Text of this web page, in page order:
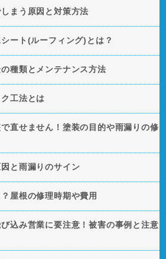
まう原因と対策方法
ート(ルーフィング)とは？
種類とメンテナンス方法
工法とは
直せません！塗装の目的や雨漏りの修
と雨漏りのサイン
屋根の修理時期や費用
込み営業に要注意！被害の事例と注意